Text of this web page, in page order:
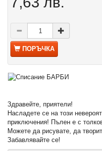
ПОРЪЧКА
Здравейте, приятели!
Насладете се на този
приключения! Пълен е с
Можете да рисувате, да
Забавлявайте се!